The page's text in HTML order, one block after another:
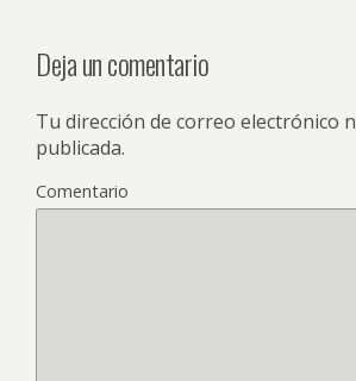
Deja un comentario
Tu dirección de correo electrónico
publicada.
Comentario